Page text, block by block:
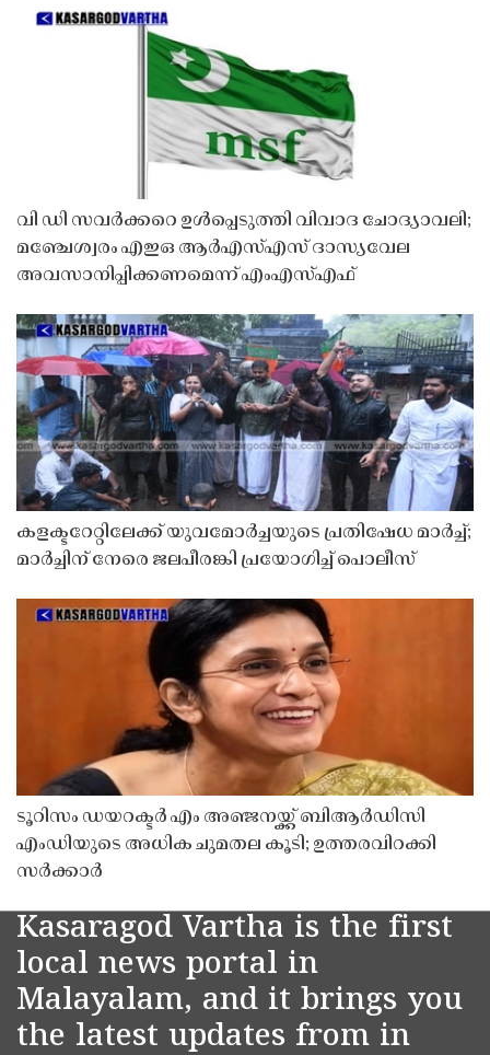
വി ഡി സവർക്കറെ ഉൾപ്പെടുത്തി വിവാദ ചോദ്യാവലി;
മഞ്ചേശ്വരം എഇഒ ആർഎസ്എസ് ദാസ്യവേല
അവസാനിപ്പിക്കണമെന്ന് എംഎസ്എഫ്
കളക്ടറേറ്റിലേക്ക് യുവമോർച്ചയുടെ പ്രതിഷേധ മാർച്ച്;
മാർച്ചിന് നേരെ ജലപീരങ്കി പ്രയോഗിച്ച് പൊലീസ്
ടൂറിസം ഡയറക്ടർ എം അഞ്ജനയ്ക്ക് ബിആർഡിസി
എംഡിയുടെ അധിക ചുമതല കൂടി; ഉത്തരവിറക്കി
സർക്കാർ
Kasaragod Vartha is the first
local news portal in
Malayalam, and it brings you
the latest updates from in